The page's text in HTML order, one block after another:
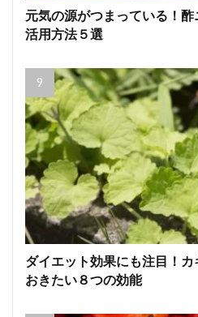
元気の源がつまっている！
活用方法５選
ダイエット効果にも注目！
おきたい８つの効能